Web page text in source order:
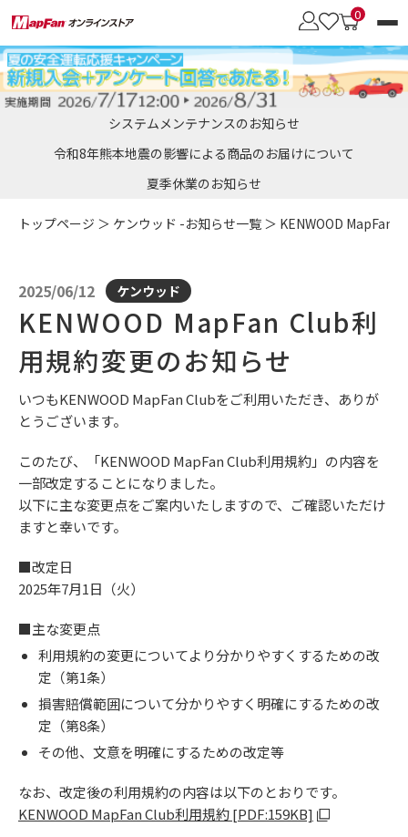
システムメンテナンスのお知らせ
令和8年熊本地震の影響による商品のお届けについて
夏季休業のお知らせ
0
カーナビブランド
商品を探す
［パイオニア］向け
彩速ナビ
［ケンウッド］向け
イクリプス
オービスデータ
・通信モジュール
・UIMカード
・車載用Wi-Fiルーター
SDメモリーカード
SDメモリーカード
・車載用Wi-Fiルーター
・更新用UIMカード
おトク地図更新サービス
トップページ ＞ ケンウッド -お知らせ一覧 ＞ KENWOOD MapFan
2025/06/12 ケンウッド
KENWOOD MapFan Club利
用規約変更のお知らせ
いつもKENWOOD MapFan Clubをご利用いただき、ありが
とうございます。
このたび、「KENWOOD MapFan Club利用規約」の内容を
一部改定することになりました。
以下に主な変更点をご案内いたしますので、ご確認いただけ
ますと幸いです。
■改定日
2025年7月1日（火）
■主な変更点
利用規約の変更についてより分かりやすくするための改
定（第1条）
損害賠償範囲について分かりやすく明確にするための改
定（第8条）
その他、文意を明確にするための改定等
なお、改定後の利用規約の内容は以下のとおりです。
KENWOOD MapFan Club利用規約 [PDF:159KB]